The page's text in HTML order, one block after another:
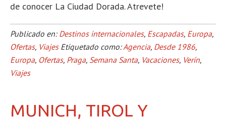
de conocer La Ciudad Dorada. Atrevete!
Publicado en: Destinos internacionales, Escapadas, Europa,
Ofertas, Viajes Etiquetado como:Agencia, Desde 1986,
Europa, Ofertas, Praga, Semana Santa, Vacaciones, Verín,
Viajes
MUNICH, TIROL Y